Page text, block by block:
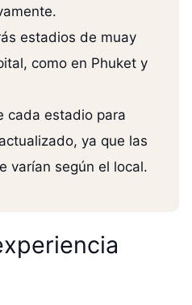
estadios de muay
como en Phuket y
cada estadio para
ya que las
varían según el local.